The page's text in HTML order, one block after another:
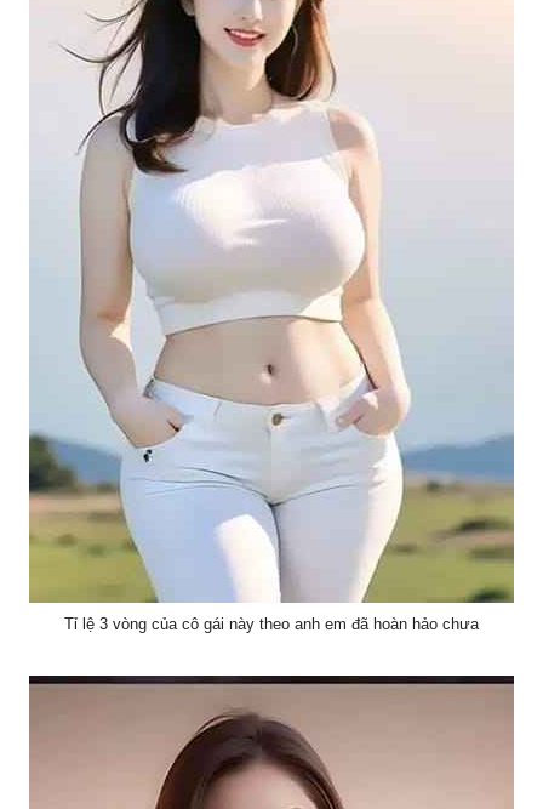
Tỉ lệ 3 vòng của cô gái này theo anh em đã hoàn hảo chưa